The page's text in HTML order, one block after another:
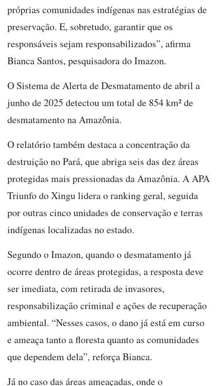
próprias comunidades indígenas nas estratégias de
preservação. E, sobretudo, garantir que os
responsáveis sejam responsabilizados”, afirma
Bianca Santos, pesquisadora do Imazon.
O Sistema de Alerta de Desmatamento de abril a
junho de 2025 detectou um total de 854 km² de
desmatamento na Amazônia.
O relatório também destaca a concentração da
destruição no Pará, que abriga seis das dez áreas
protegidas mais pressionadas da Amazônia. A APA
Triunfo do Xingu lidera o ranking geral, seguida
por outras cinco unidades de conservação e terras
indígenas localizadas no estado.
Segundo o Imazon, quando o desmatamento já
ocorre dentro de áreas protegidas, a resposta deve
ser imediata, com retirada de invasores,
responsabilização criminal e ações de recuperação
ambiental. “Nesses casos, o dano já está em curso
e ameaça tanto a floresta quanto as comunidades
que dependem dela”, reforça Bianca.
Já no caso das áreas ameaçadas, onde o